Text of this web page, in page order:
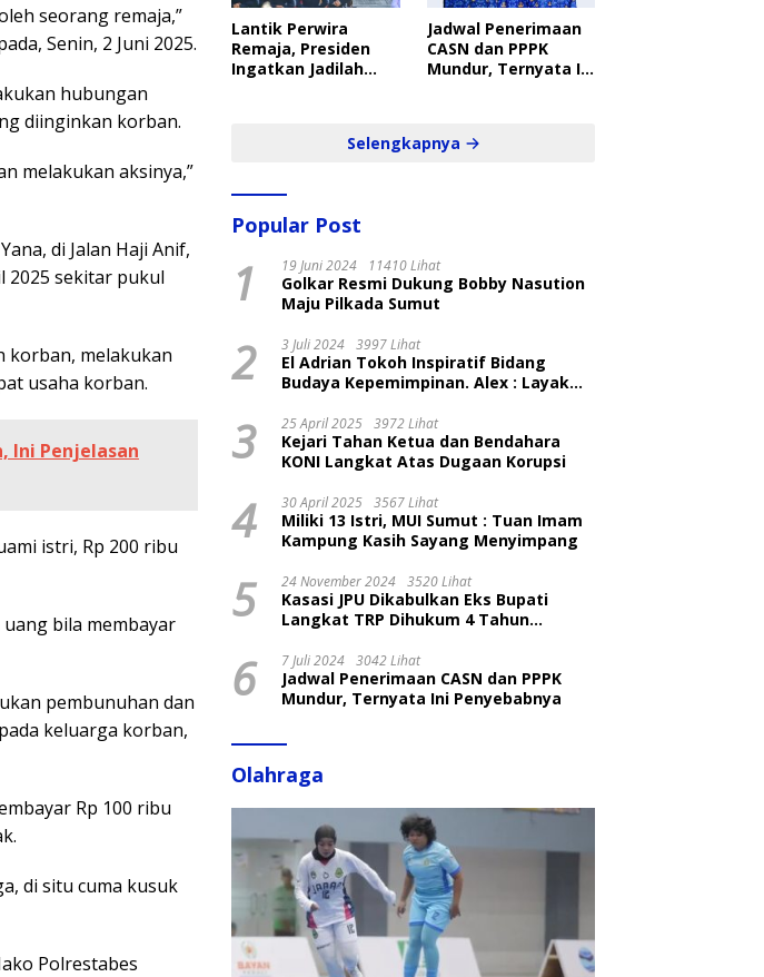
seorang remaja,”
Senin, 2 Juni 2025.
hubungan
diinginkan korban.
melakukan aksinya,”
di Jalan Haji Anif,
2025 sekitar pukul
korban, melakukan
usaha korban.
Ini Penjelasan
istri, Rp 200 ribu
bila membayar
pembunuhan dan
keluarga korban,
Rp 100 ribu
di situ cuma kusuk
Polrestabes
Lantik Perwira
Remaja, Presiden
Ingatkan Jadilah
Jadwal Penerimaan
CASN dan PPPK
Mundur, Ternyata Ini
Selengkapnya
Popular Post
1 19 Juni 2024 11410 Lihat
Golkar Resmi Dukung Bobby Nasution
Maju Pilkada Sumut
2 3 Juli 2024 3997 Lihat
El Adrian Tokoh Inspiratif Bidang
Budaya Kepemimpinan. Alex : Layak
3 25 April 2025 3972 Lihat
Kejari Tahan Ketua dan Bendahara
KONI Langkat Atas Dugaan Korupsi
4 30 April 2025 3567 Lihat
Miliki 13 Istri, MUI Sumut : Tuan Imam
Kampung Kasih Sayang Menyimpang
5 24 November 2024 3520 Lihat
Kasasi JPU Dikabulkan Eks Bupati
Langkat TRP Dihukum 4 Tahun
6 7 Juli 2024 3042 Lihat
Jadwal Penerimaan CASN dan PPPK
Mundur, Ternyata Ini Penyebabnya
Olahraga